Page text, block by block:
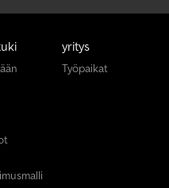
yritys
Työpaikat